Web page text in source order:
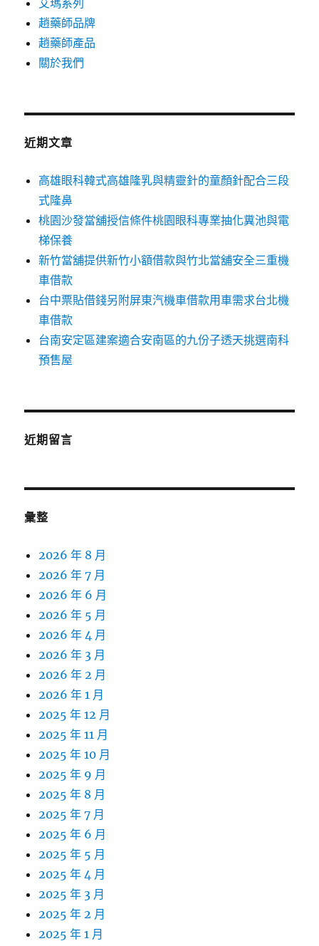
艾瑪系列
趙藥師品牌
趙藥師產品
關於我們
近期文章
高雄眼科韓式高雄隆乳與精靈針的童顏針配合三段
式隆鼻
桃園沙發當舖授信條件桃園眼科專業抽化糞池與電
梯保養
新竹當舖提供新竹小額借款與竹北當舖安全三重機
車借款
台中票貼借錢另附屏東汽機車借款用車需求台北機
車借款
台南安定區建案適合安南區的九份子透天挑選南科
預售屋
近期留言
彙整
2026 年 8 月
2026 年 7 月
2026 年 6 月
2026 年 5 月
2026 年 4 月
2026 年 3 月
2026 年 2 月
2026 年 1 月
2025 年 12 月
2025 年 11 月
2025 年 10 月
2025 年 9 月
2025 年 8 月
2025 年 7 月
2025 年 6 月
2025 年 5 月
2025 年 4 月
2025 年 3 月
2025 年 2 月
2025 年 1 月